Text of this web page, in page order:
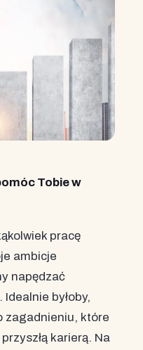
Tobie w
pracę
ambicje
napędzać
byłoby,
zagadnieniu, które
karierą. Na